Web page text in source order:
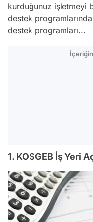
kurduğunuz işletmeyi
destek
destek programları...
İçeriğin
1. KOSGEB İş Yeri